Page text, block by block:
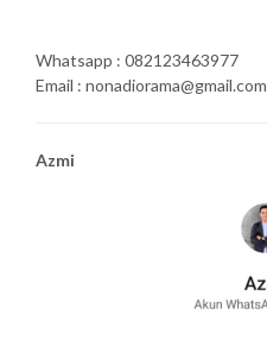
Whatsapp : 082123463977
Email : nonadiorama@gmail.com
Azmi